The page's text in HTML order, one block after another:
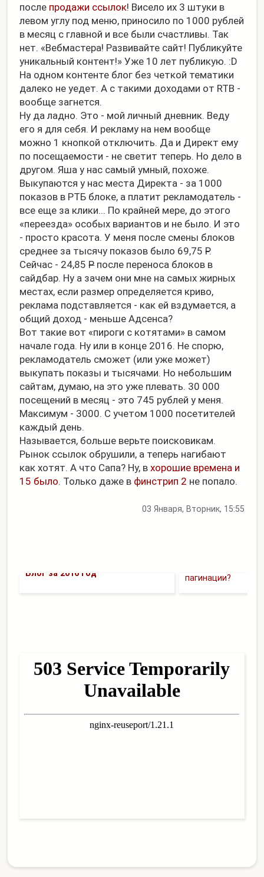
после продажи ссылок! Висело их 3 штуки в
левом углу под меню, приносило по 1000 рублей
в месяц с главной и все были счастливы. Так
нет. «Вебмастера! Развивайте сайт! Публикуйте
уникальный контент!» Уже 10 лет публикую. :D
На одном контенте блог без четкой тематики
далеко не уедет. А с такими доходами от RTB -
вообще загнется.
Ну да ладно. Это - мой личный дневник. Веду
его я для себя. И рекламу на нем вообще
можно 1 кнопкой отключить. Да и Директ ему
по посещаемости - не светит теперь. Но дело в
другом. Яша у нас самый умный, похоже.
Выкупаются у нас места Директа - за 1000
показов в РТБ блоке, а платит рекламодатель -
все еще за клики... По крайней мере, до этого
«переезда» особых вариантов и не было. И это
- просто красота. У меня после смены блоков
среднее за тысячу показов было 69,75Р.
Сейчас - 24,85Рпосле переноса блоков в
сайдбар. Ну а зачем они мне на самых жирных
местах, если размер определяется криво,
реклама подставляется - как ей вздумается, а
общий доход - меньше Адсенса?
Вот такие вот «пироги с котятами» в самом
начале года. Ну или в конце 2016. Не спорю,
рекламодатель сможет (или уже может)
выкупать показы и тысячами. Но небольшим
сайтам, думаю, на это уже плевать. 30 000
посещений в месяц - это 745 рублей у меня.
Максимум - 3000. С учетом 1000 посетителей
каждый день.
Называется, больше верьте поисковикам.
Рынок ссылок обрушили, а теперь нагибают
как хотят. А что Сапа? Ну, вхорошие времена и
15 было. Только даже в финстрип 2 не попало.
03 Января, Вторник, 15:55
Блог за 2016 год
пагинации?